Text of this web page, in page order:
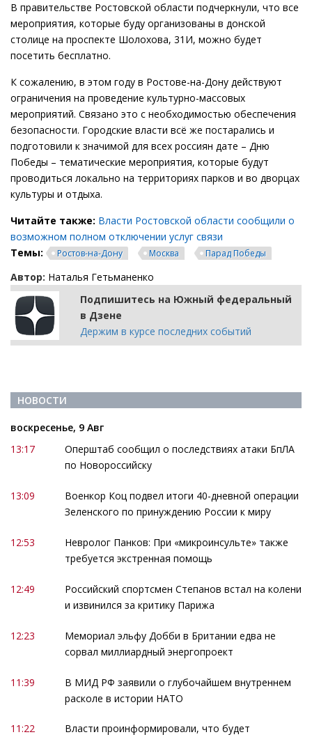
В правительстве Ростовской области подчеркнули, что все
мероприятия, которые буду организованы в донской
столице на проспекте Шолохова, 31И, можно будет
посетить бесплатно.
К сожалению, в этом году в Ростове-на-Дону действуют
ограничения на проведение культурно-массовых
мероприятий. Связано это с необходимостью обеспечения
безопасности. Городские власти всё же постарались и
подготовили к значимой для всех россиян дате – Дню
Победы – тематические мероприятия, которые будут
проводиться локально на территориях парков и во дворцах
культуры и отдыха.
Читайте также: Власти Ростовской области сообщили о
возможном полном отключении услуг связи
Темы:
Ростов-на-Дону Москва Парад Победы
Автор: Наталья Гетьманенко
Подпишитесь на Южный федеральный
в Дзене
Держим в курсе последних событий
НОВОСТИ
воскресенье, 9 Авг
13:17
Оперштаб сообщил о последствиях атаки БпЛА
по Новороссийску
13:09
Военкор Коц подвел итоги 40-дневной операции
Зеленского по принуждению России к миру
12:53
Невролог Панков: При «микроинсульте» также
требуется экстренная помощь
12:49
Российский спортсмен Степанов встал на колени
и извинился за критику Парижа
12:23
Мемориал эльфу Добби в Британии едва не
сорвал миллиардный энергопроект
11:39
В МИД РФ заявили о глубочайшем внутреннем
расколе в истории НАТО
11:22
Власти проинформировали, что будет